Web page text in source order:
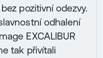
pozitivní odezvy.
odhalení
EXCALIBUR
tak přivítali